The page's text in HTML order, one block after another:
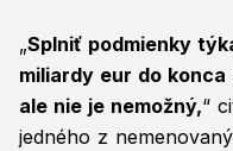
„Splniť podmienky
miliardy eur do
ale nie je nemožný,“
jedného z